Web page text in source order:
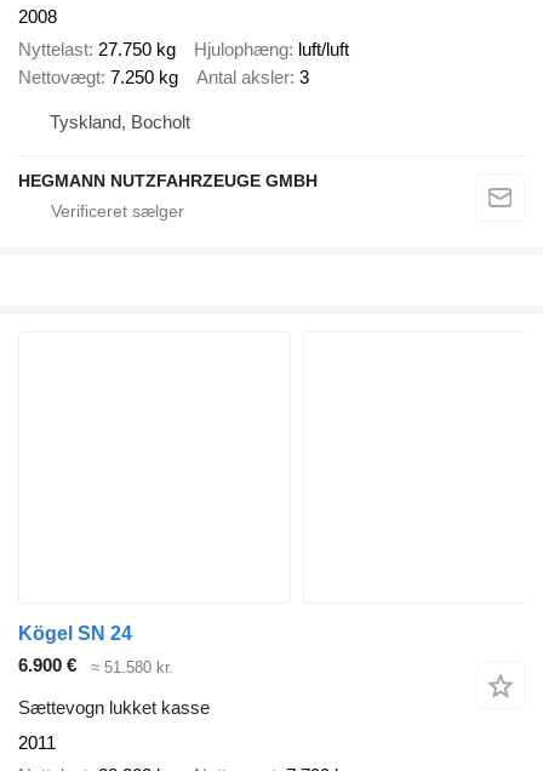
2008
Nyttelast 27.750 kg Hjulophæng luft/luft
Nettovægt 7.250 kg Antal aksler 3
Tyskland, Bocholt
HEGMANN NUTZFAHRZEUGE GMBH
Kögel SN 24
6.900 €
≈ 51.580 kr.
Sættevogn lukket kasse
2011